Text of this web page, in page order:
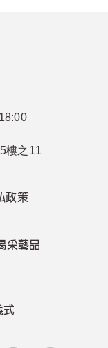
樓之11
政策
采藝品
式